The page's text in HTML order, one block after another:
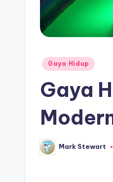
Posted
Gaya Hidup
Gaya
Posted
by
Mark Stewart